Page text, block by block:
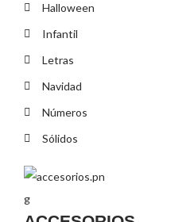
Halloween
Infantil
Letras
Navidad
Números
Sólidos